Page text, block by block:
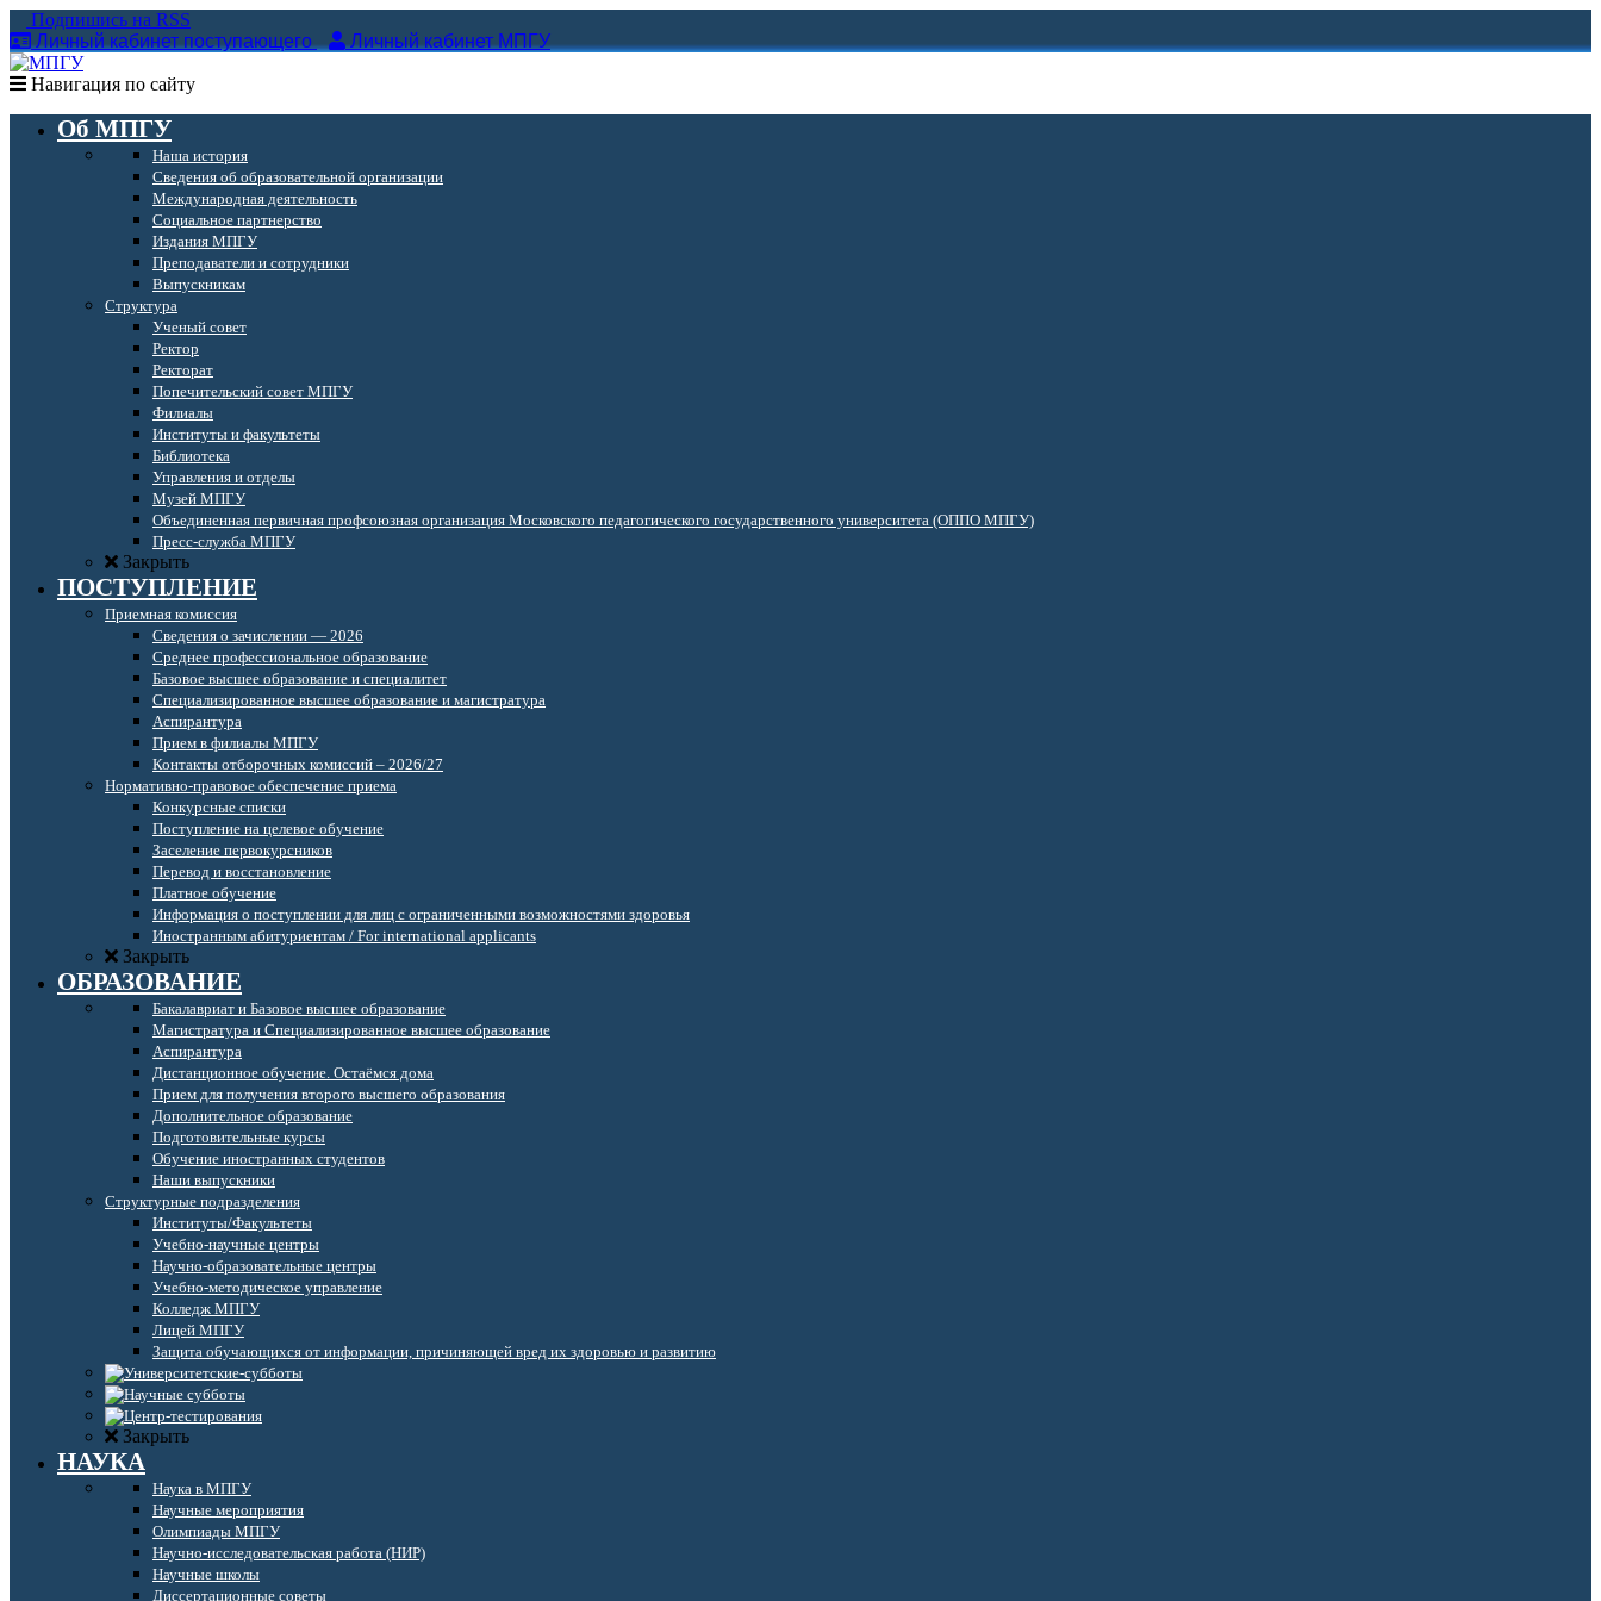
Подпишись на RSS
Личный кабинет поступающего
Личный кабинет МПГУ
Навигация по сайту
Об МПГУ
Наша история
Сведения об образовательной организации
Международная деятельность
Социальное партнерство
Издания МПГУ
Преподаватели и сотрудники
Выпускникам
Структура
Ученый совет
Ректор
Ректорат
Попечительский совет МПГУ
Филиалы
Институты и факультеты
Библиотека
Управления и отделы
Музей МПГУ
Объединенная первичная профсоюзная организация Московского педагогического государственного университета (ОППО МПГУ)
Пресс-служба МПГУ
Закрыть
ПОСТУПЛЕНИЕ
Приемная комиссия
Сведения о зачислении — 2026
Среднее профессиональное образование
Базовое высшее образование и специалитет
Специализированное высшее образование и магистратура
Аспирантура
Прием в филиалы МПГУ
Контакты отборочных комиссий – 2026/27
Нормативно-правовое обеспечение приема
Конкурсные списки
Поступление на целевое обучение
Заселение первокурсников
Перевод и восстановление
Платное обучение
Информация о поступлении для лиц с ограниченными возможностями здоровья
Иностранным абитуриентам / For international applicants
Закрыть
ОБРАЗОВАНИЕ
Бакалавриат и Базовое высшее образование
Магистратура и Специализированное высшее образование
Аспирантура
Дистанционное обучение. Остаёмся дома
Прием для получения второго высшего образования
Дополнительное образование
Подготовительные курсы
Обучение иностранных студентов
Наши выпускники
Структурные подразделения
Институты/Факультеты
Учебно-научные центры
Научно-образовательные центры
Учебно-методическое управление
Колледж МПГУ
Лицей МПГУ
Защита обучающихся от информации, причиняющей вред их здоровью и развитию
Закрыть
НАУКА
Наука в МПГУ
Научные мероприятия
Олимпиады МПГУ
Научно-исследовательская работа (НИР)
Научные школы
Диссертационные советы